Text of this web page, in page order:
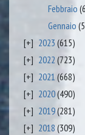
Febbraio
Gennaio
2023 (615)
2022 (723)
2021 (668)
2020(490)
2019(281)
2018 (309)